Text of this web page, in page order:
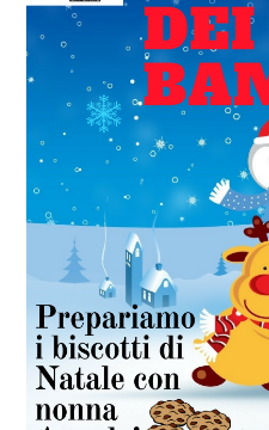
LA VENEZIA DI
KWA DUNÌA, LE
MAPPAMONDO